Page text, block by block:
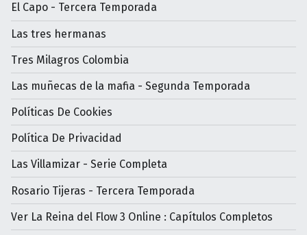
El Capo - Tercera Temporada
Las tres hermanas
Tres Milagros Colombia
Las muñecas de la mafia - Segunda Temporada
Políticas De Cookies
Política De Privacidad
Las Villamizar - Serie Completa
Rosario Tijeras - Tercera Temporada
Ver La Reina del Flow 3 Online : Capítulos Completos